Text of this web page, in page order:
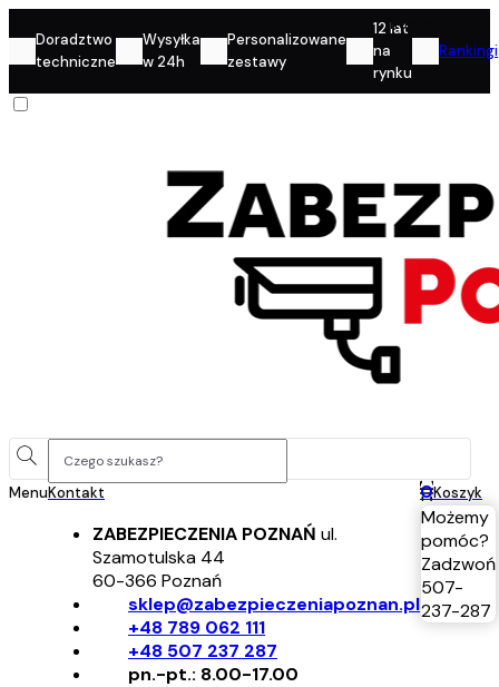
Doradztwo
techniczne
Wysyłka
w 24h
Personalizowane
zestawy
12 lat
na
rynku
Rankingi
MenuKontakt
ZABEZPIECZENIA POZNAŃ ul.
Szamotulska 44
60-366 Poznań
sklep@zabezpieczeniapoznan.pl
+48 789 062 111
+48 507 237 287
pn.-pt.: 8.00-17.00
Konto
0Koszyk
Możemy
pomóc?
Zadzwoń
507-
237-287